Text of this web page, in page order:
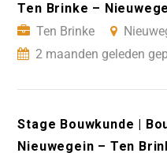
Ten Brinke –
Ten Brinke
2 maanden geleden
Stage Bouwkunde |
Nieuwegein – Ten